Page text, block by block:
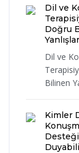
Dil ve
Doğru
Yanlışlar
Dil ve
Bilinen
Kimler